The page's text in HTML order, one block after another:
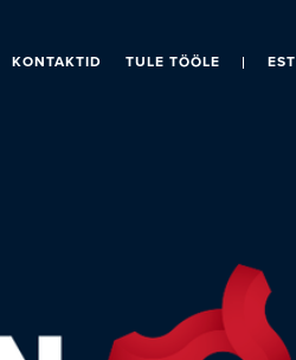
KONTAKTID TULE TÖÖLE EST